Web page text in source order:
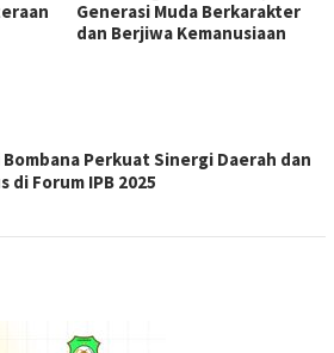
Generasi Muda Berkarakter
dan Berjiwa Kemanusiaan
Perkuat Sinergi Daerah dan
di Forum IPB 2025